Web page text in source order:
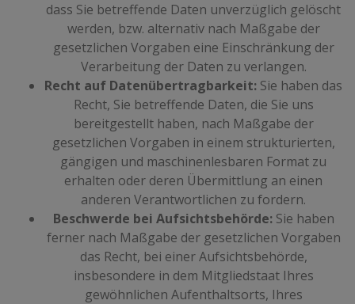
dass Sie betreffende Daten unverzüglich gelöscht
werden, bzw. alternativ nach Maßgabe der
gesetzlichen Vorgaben eine Einschränkung der
Verarbeitung der Daten zu verlangen.
Recht auf Datenübertragbarkeit: Sie haben das
Recht, Sie betreffende Daten, die Sie uns
bereitgestellt haben, nach Maßgabe der
gesetzlichen Vorgaben in einem strukturierten,
gängigen und maschinenlesbaren Format zu
erhalten oder deren Übermittlung an einen
anderen Verantwortlichen zu fordern.
Beschwerde bei Aufsichtsbehörde:Sie haben
ferner nach Maßgabe der gesetzlichen Vorgaben
das Recht, bei einer Aufsichtsbehörde,
insbesondere in dem Mitgliedstaat Ihres
gewöhnlichen Aufenthaltsorts, Ihres